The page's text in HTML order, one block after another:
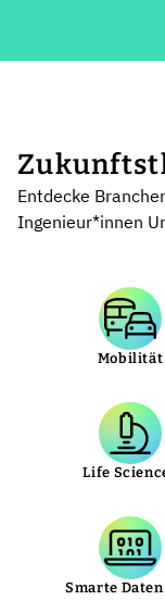
Entdecke
Ingenieur*innen
Mobilität
Life
Smarte Daten